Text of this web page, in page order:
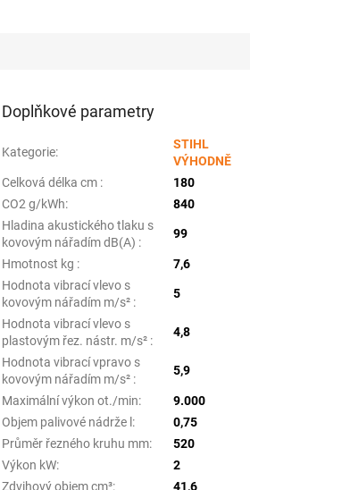
Doplňkové parametry
Kategorie:
STIHL
VÝHODNĚ
Celková délka cm :
180
CO2 g/kWh:
840
Hladina akustického tlaku s
kovovým nářadím dB(A) :
99
Hmotnost kg :
7,6
Hodnota vibrací vlevo s
kovovým nářadím m/s² :
5
Hodnota vibrací vlevo s
plastovým řez. nástr. m/s² :
4,8
Hodnota vibrací vpravo s
kovovým nářadím m/s² :
5,9
Maximální výkon ot./min:
9.000
Objem palivové nádrže l :
0,75
Průměr řezného kruhu mm:
520
Výkon kW:
2
Zdvihový objem ­cm³: 41,6